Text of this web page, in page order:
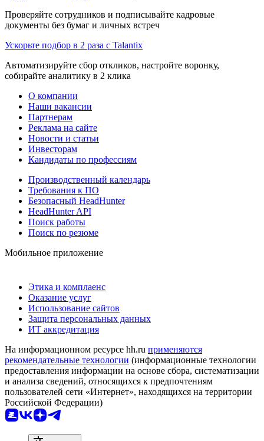
Проверяйте сотрудников и подписывайте кадровые
документы без бумаг и личных встреч
Ускорьте подбор в 2 раза с Talantix
Автоматизируйте сбор откликов, настройте воронку,
собирайте аналитику в 2 клика
О компании
Наши вакансии
Партнерам
Реклама на сайте
Новости и статьи
Инвесторам
Кандидаты по профессиям
Производственный календарь
Требования к ПО
Безопасный HeadHunter
HeadHunter API
Поиск работы
Поиск по резюме
Мобильное приложение
Этика и комплаенс
Оказание услуг
Использование сайтов
Защита персональных данных
ИТ аккредитация
На информационном ресурсе hh.ru применяются
рекомендательные технологии (информационные технологии
предоставления информации на основе сбора, систематизации
и анализа сведений, относящихся к предпочтениям
пользователей сети «Интернет», находящихся на территории
Российской Федерации)